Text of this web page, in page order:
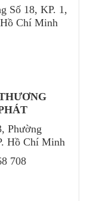
Số 18, KP. 1,
Chí Minh
Phường
Hồ Chí Minh
708